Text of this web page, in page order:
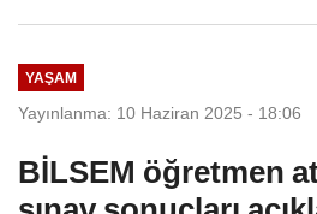
YAŞAM
Yayınlanma: 10 Haziran 2025 - 18:06
BİLSEM öğretmen